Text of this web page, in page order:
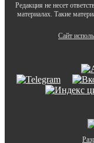
Редакция не несет
материалах. Такие
Сайт